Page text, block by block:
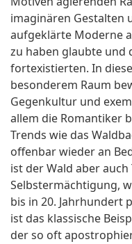
imaginären Gestalten
aufgeklärte Moderne
zu haben glaubte und
fortexistierten. In
besonderem Raum
Gegenkultur und
allem die Romantiker
Trends wie das
offenbar wieder an
ist der Wald aber
Selbstermächtigung,
bis in 20. Jahrhundert
ist das klassische
der so oft